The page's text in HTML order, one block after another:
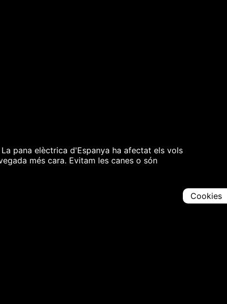
pana elèctrica d'Espanya ha afectat els vols
més cara. Evitam les canes o són
Cookies